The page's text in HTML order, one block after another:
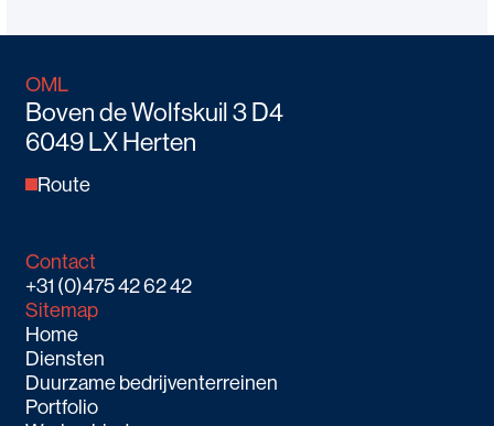
OML
Boven de Wolfskuil 3 D4
6049 LX Herten
Route
Contact
+31 (0)475 42 62 42
Sitemap
Home
Diensten
Duurzame bedrijventerreinen
Portfolio